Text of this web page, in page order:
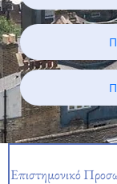
Επιστημονικό